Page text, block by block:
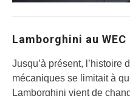
Lamborghini au
Jusqu’à présent, l’histoire
mécaniques se limitait à
Lamborghini vient de